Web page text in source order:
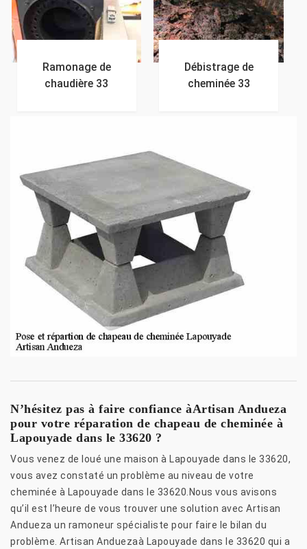
Ramonage de
chaudière 33
Débistrage de
cheminée 33
N’hésitez pas à faire confiance àArtisan Andueza
pour votre réparation de chapeau de cheminée à
Lapouyade dans le 33620 ?
Vous venez de loué une maison à Lapouyade dans le 33620,
vous avez constaté un problème au niveau de votre
cheminée à Lapouyade dans le 33620.Nous vous avisons
qu’il est l’heure de vous trouver une solution avec Artisan
Andueza un ramoneur spécialiste pour faire le bilan du
problème. Artisan Anduezaà Lapouyade dans le 33620 qui a